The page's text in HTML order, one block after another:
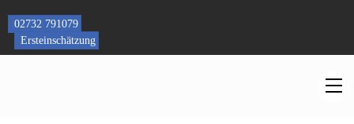
content
02732 791079
Ersteinschätzung